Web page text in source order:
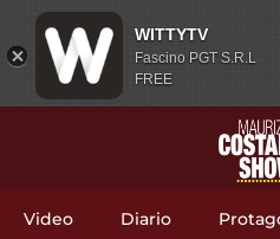
Video Diario
WITTYTV
Fascino PGT S.R.L
FREE